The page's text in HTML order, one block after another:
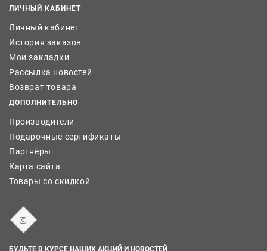
ЛИЧНЫЙ КАБИНЕТ
Личный кабинет
История заказов
Мои закладки
Рассылка новостей
Возврат товара
ДОПОЛНИТЕЛЬНО
Производители
Подарочные сертификаты
Партнёры
Карта сайта
Товары со скидкой
БУДЬТЕ В КУРСЕ НАШИХ АКЦИЙ И НОВОСТЕЙ